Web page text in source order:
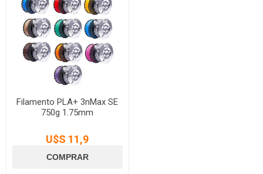
Filamento PLA+ 3nMax SE
750g 1.75mm
U$S 11,9